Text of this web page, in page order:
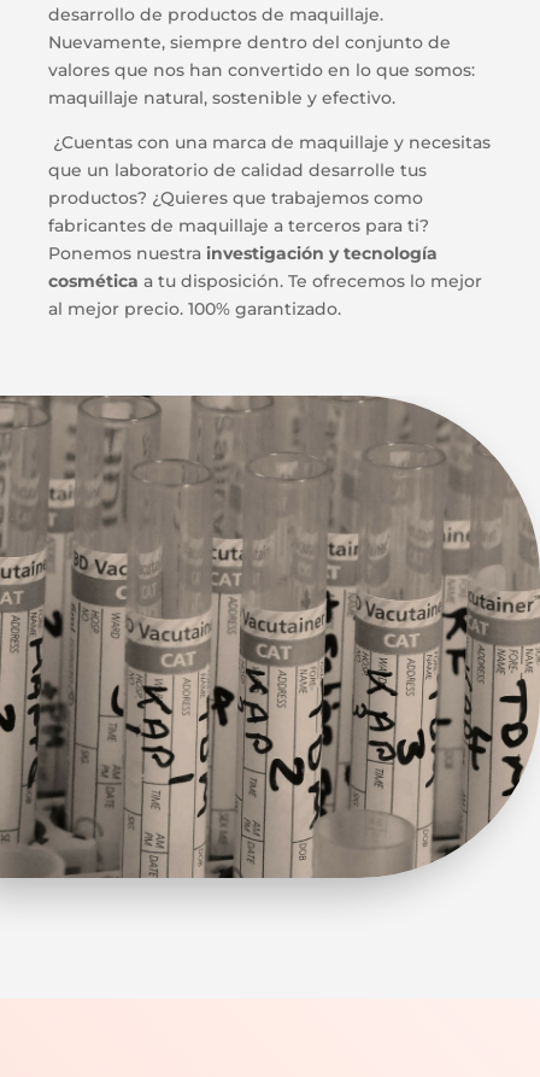
desarrollo de productos de maquillaje.
Nuevamente, siempre dentro del conjunto de
valores que nos han convertido en lo que somos:
maquillaje natural, sostenible y efectivo.
¿Cuentas con una marca de maquillaje y necesitas
que un laboratorio de calidad desarrolle tus
productos? ¿Quieres que trabajemos como
fabricantes de maquillaje a terceros para ti?
Ponemos nuestra investigación y tecnología
cosmética a tu disposición. Te ofrecemos lo mejor
al mejor precio. 100% garantizado.